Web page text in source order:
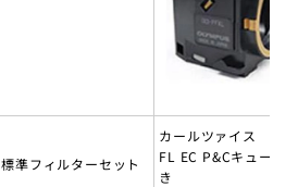
標準フィルターセット
カールツァイス
FL EC P&Cキューブ
き